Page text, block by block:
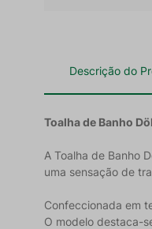
Descrição do
Toalha de Banho
A Toalha de Banho
uma sensação de
Confeccionada em
O modelo destaca-